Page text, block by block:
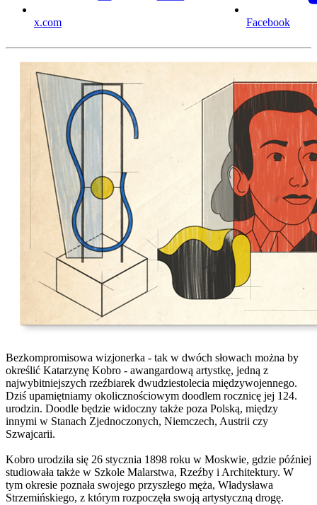
x.com Facebook
Bezkompromisowa wizjonerka - tak w dwóch słowach można by
określić Katarzynę Kobro - awangardową artystkę, jedną z
najwybitniejszych rzeźbiarek dwudziestolecia międzywojennego.
Dziś upamiętniamy okolicznościowym doodlem rocznicę jej 124.
urodzin. Doodle będzie widoczny także poza Polską, między
innymi w Stanach Zjednoczonych, Niemczech, Austrii czy
Szwajcarii.
Kobro urodziła się 26 stycznia 1898 roku w Moskwie, gdzie później
studiowała także w Szkole Malarstwa, Rzeźby i Architektury. W
tym okresie poznała swojego przyszłego męża, Władysława
Strzemińskiego, z którym rozpoczęła swoją artystyczną drogę.